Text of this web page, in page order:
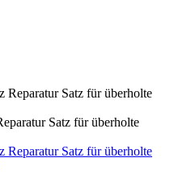
Satz für überholte